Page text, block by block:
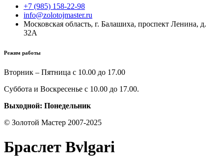
+7 (985) 158-22-98
info@zolotojmaster.ru
Московская область, г. Балашиха, проспект Ленина, д.
32А
Режим работы
Вторник – Пятница с 10.00 до 17.00
Суббота и Воскресенье с 10.00 до 17.00.
Выходной: Понедельник
© Золотой Мастер 2007-2025
Браслет Bvlgari